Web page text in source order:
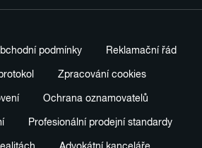
podmínky Reklamační řád
Zpracování cookies
Ochrana oznamovatelů
Profesionální prodejní standardy